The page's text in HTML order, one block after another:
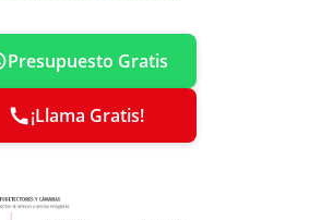
Presupuesto Gratis
¡Llama Gratis!